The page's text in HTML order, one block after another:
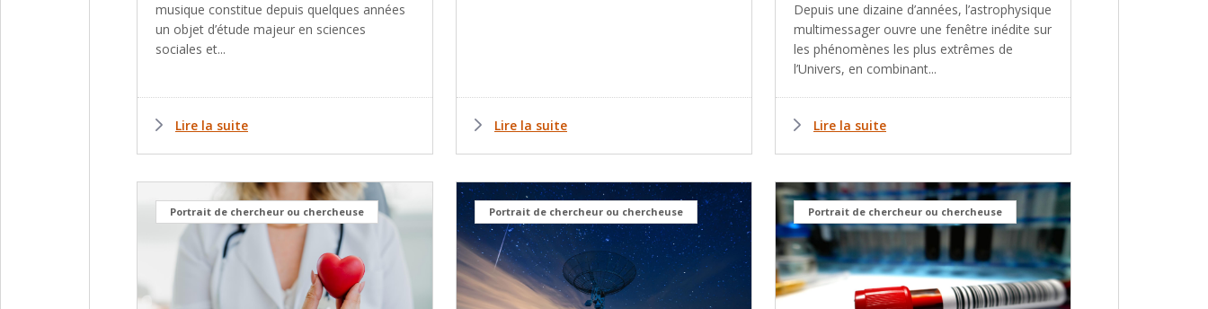
musique constitue depuis quelques années
un objet d’étude majeur en sciences
sociales et...
Lire la suite Lire la suite
Depuis une dizaine d’années, l’astrophysique
multimessager ouvre une fenêtre inédite sur
les phénomènes les plus extrêmes de
l’Univers, en combinant...
Lire la suite
Portrait de chercheur ou chercheuse Portrait de chercheur ou chercheuse Portrait de chercheur ou chercheuse